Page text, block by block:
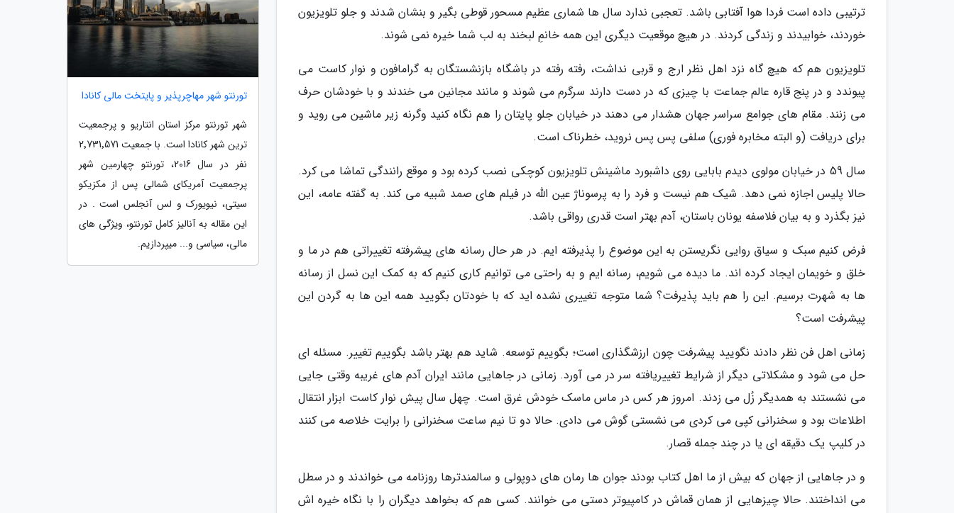
ترتیبی داده است فردا هوا آفتابی باشد. تعجبی ندارد سال ها شماری عظیم مسحور قوطی بگیر و بنشان شدند و جلو تلویزیون
خوردند، خوابیدند و زندگی کردند. در هیچ موقعیت دیگری این همه خانمِ لبخند به لب شما خیره نمی شوند.
تلویزیون هم که هیچ گاه نزد اهل نظر ارج و قربی نداشت، رفته رفته در باشگاه بازنشستگان به گرامافون و نوار کاست می
پیوندد و در پنج قاره عالم جماعت با چیزی که در دست دارند سرگرم می شوند و مانند مجانین می خندند و با خودشان حرف
می زنند. مقام های جوامع سراسر جهان هشدار می دهند در خیابان جلو پایتان را هم نگاه کنید وگرنه زیر ماشین می روید و
برای دریافت (و البته مخابره فوری) سلفی پس پس نروید، خطرناک است.
سال 59 در خیابان مولوی دیدم بابایی روی داشبورد ماشینش تلویزیون کوچکی نصب کرده بود و موقع رانندگی تماشا می کرد.
حالا پلیس اجازه نمی دهد. شیک هم نیست و فرد را به پرسوناژ عین الله در فیلم های صمد شبیه می کند. به گفته عامه، این
نیز بگذرد و به بیان فلاسفه یونان باستان، آدم بهتر است قدری رواقی باشد.
فرض کنیم سبک و سیاق روایی نگریستن به این موضوع را پذیرفته ایم. در هر حال رسانه های پیشرفته تغییراتی هم در ما و
خلق و خویمان ایجاد کرده اند. ما دیده می شویم، رسانه ایم و به راحتی می توانیم کاری کنیم که به کمک این نسل از رسانه
ها به شهرت برسیم. این را هم باید پذیرفت؟ شما متوجه تغییری نشده اید که با خودتان بگویید همه این ها به گردن این
پیشرفت است؟
زمانی اهل فن نظر دادند نگویید پیشرفت چون ارزشگذاری است؛ بگوییم توسعه. شاید هم بهتر باشد بگوییم تغییر. مسئله ای
حل می شود و مشکلاتی دیگر از شرایط تغییریافته سر در می آورد. زمانی در جاهایی مانند ایران آدم های غریبه وقتی جایی
می نشستند به همدیگر زُل می زدند. امروز هر کس در ماس ماسک خودش غرق است. چهل سال پیش نوار کاست ابزار انتقال
اطلاعات بود و سخنرانی کپی می کردی می نشستی گوش می دادی. حالا دو تا نیم ساعت سخنرانی را برایت خلاصه می کنند
در کلیپ یک دقیقه ای یا در چند جمله قصار.
و در جاهایی از جهان که بیش از ما اهل کتاب بودند جوان ها رمان های دوپولی و سالمندترها روزنامه می خواندند و در سطل
می انداختند. حالا چیزهایی از همان قماش در کامپیوتر دستی می خوانند. کسی هم که بخواهد دیگران را با نگاه خیره اش
تورنتو شهر مهاچرپذیر و پایتخت مالی کانادا
شهر تورنتو مرکز استان انتاریو و پرجمعیت
ترین شهر کانادا است. با جمعیت 2٬731٬571
نفر در سال 2016، تورنتو چهارمین شهر
پرجمعیت آمریکای شمالی پس از مکزیکو
سیتی، نیویورک و لس آنجلس است . در
این مقاله به آنالیز کامل تورنتو، ویژگی های
مالی، سیاسی و... میپردازیم.